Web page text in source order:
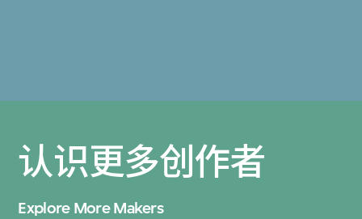
认识更多创作者
Explore More Makers